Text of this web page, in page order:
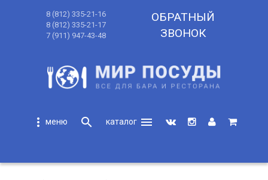
8 (812) 335-21-16
8 (812) 335-21-17
7 (911) 947-43-48
ОБРАТНЫЙ
ЗВОНОК
more_vert search
menu